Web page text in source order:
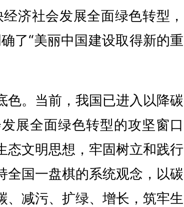
济社会发展全面绿色转型，
了“美丽中国建设取得新的重
色。当前，我国已进入以降碳
展全面绿色转型的攻坚窗口
态文明思想，牢固树立和践行
全国一盘棋的系统观念，以碳
减污、扩绿、增长，筑牢生